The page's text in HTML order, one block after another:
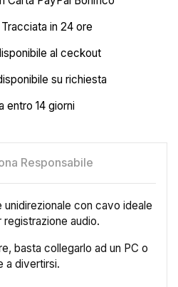
in 24 ore
al ceckout
su richiesta
entro 14 giorni
Responsabile
con cavo ideale
audio.
basta collegarlo ad un PC o
a divertirsi.